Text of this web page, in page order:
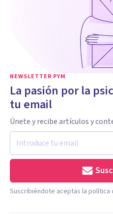
NEWSLETTER PYM
La pasión por la
tu email
Únete y recibe artículos y
Suscribiéndote aceptas la política